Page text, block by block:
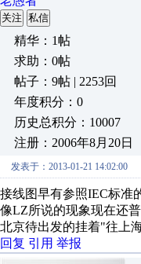
关注 私信
精华：1帖
求助：0帖
帖子：9帖 | 2253回
年度积分：0
历史总积分：10007
注册：2006年8月20日
发表于：2013-01-21 14:02:00
接线图早有参照IEC标准
像LZ所说的现象现在还
北京待出发的挂着"往上
回复 引用 举报